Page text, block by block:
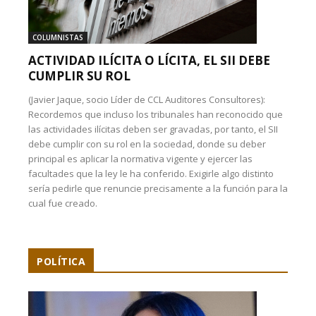
COLUMNISTAS
ACTIVIDAD ILÍCITA O LÍCITA, EL SII DEBE
CUMPLIR SU ROL
(Javier Jaque, socio Líder de CCL Auditores Consultores):
Recordemos que incluso los tribunales han reconocido que
las actividades ilícitas deben ser gravadas, por tanto, el SII
debe cumplir con su rol en la sociedad, donde su deber
principal es aplicar la normativa vigente y ejercer las
facultades que la ley le ha conferido. Exigirle algo distinto
sería pedirle que renuncie precisamente a la función para la
cual fue creado.
POLÍTICA